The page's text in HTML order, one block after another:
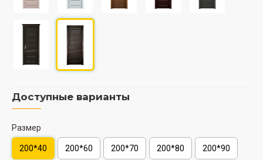
Доступные варианты
Размер
200*40 200*60 200*70 200*80 200*90